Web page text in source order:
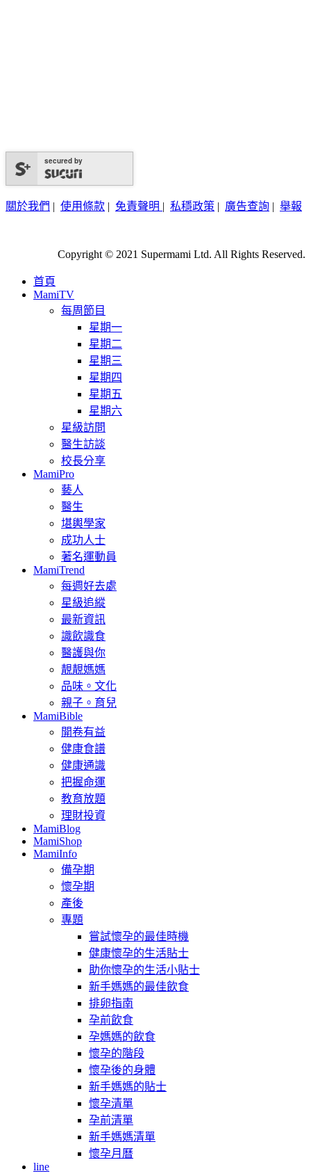
secured by
關於我們 | 使用條款 | 免責聲明 | 私穩政策 | 廣告查詢 | 舉報
Copyright © 2021 Supermami Ltd. All Rights Reserved.
首頁
MamiTV
每周節目
星期一
星期二
星期三
星期四
星期五
星期六
星級訪問
醫生訪談
校長分享
MamiPro
藝人
醫生
堪輿學家
成功人士
著名運動員
MamiTrend
每週好去處
星級追縱
最新資訊
識飲識食
醫護與你
靚靚媽媽
品味。文化
親子。育兒
MamiBible
開卷有益
健康食譜
健康通識
把握命運
教育放題
理財投資
MamiBlog
MamiShop
MamiInfo
備孕期
懷孕期
產後
專題
嘗試懷孕的最佳時機
健康懷孕的生活貼士
助你懷孕的生活小貼士
新手媽媽的最佳飲食
排卵指南
孕前飲食
孕媽媽的飲食
懷孕的階段
懷孕後的身體
新手媽媽的貼士
懷孕清單
孕前清單
新手媽媽清單
懷孕月曆
line